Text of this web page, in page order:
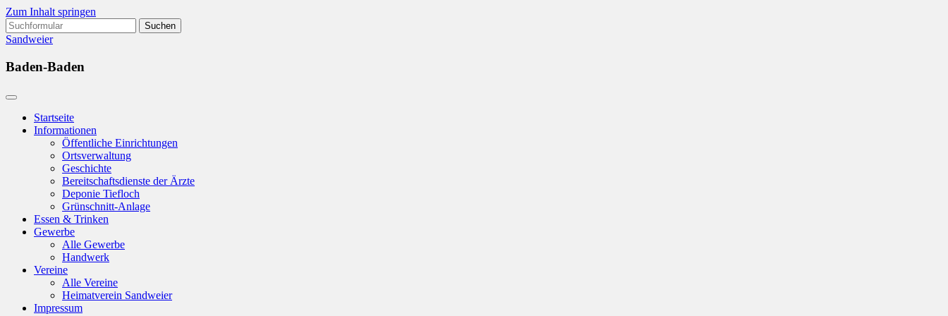
Zum Inhalt springen
Suchen
nach:
Sandweier
Baden-Baden
Startseite
Informationen
Öffentliche Einrichtungen
Ortsverwaltung
Geschichte
Bereitschaftsdienste der Ärzte
Deponie Tiefloch
Grünschnitt-Anlage
Essen & Trinken
Gewerbe
Alle Gewerbe
Handwerk
Vereine
Alle Vereine
Heimatverein Sandweier
Impressum